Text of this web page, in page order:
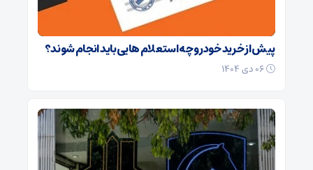
پیش از خرید خودرو چه استعلام هایی باید انجام شوند؟